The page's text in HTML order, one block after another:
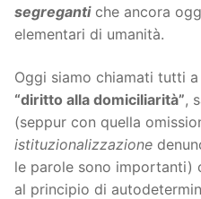
segregantiche ancora
elementari di umanità.
Oggi siamo chiamati tutti a
“diritto alla domiciliarità”,
(seppur con quella
istituzionalizzazione
le parole sono importanti)
al principio di